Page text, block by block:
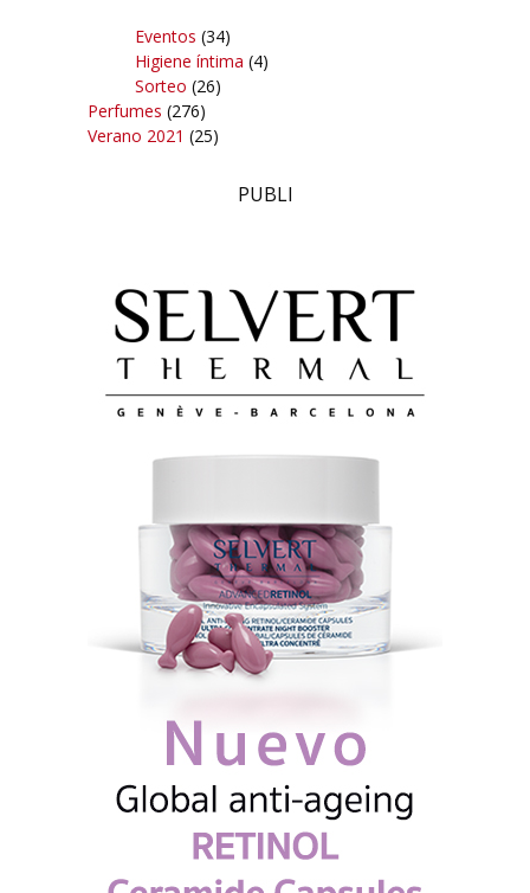
Eventos (34)
Higiene íntima (4)
Sorteo (26)
Perfumes (276)
Verano 2021 (25)
PUBLI